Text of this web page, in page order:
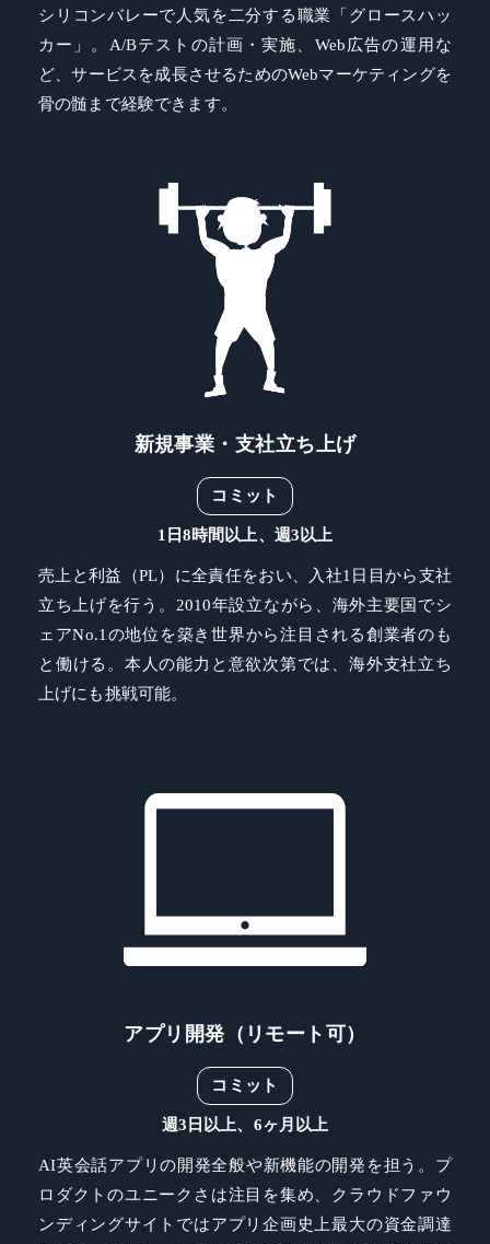
シリコンバレーで人気を二分する職業「グロースハッ
カー」。A/Bテストの計画・実施、Web広告の運用な
ど、サービスを成長させるためのWebマーケティングを
骨の髄まで経験できます。
新規事業・支社立ち上げ
コミット
1日8時間以上、週3以上
売上と利益（PL）に全責任をおい、入社1日目から支社
立ち上げを行う。2010年設立ながら、海外主要国でシ
ェアNo.1の地位を築き世界から注目される創業者のも
と働ける。本人の能力と意欲次第では、海外支社立ち
上げにも挑戦可能。
アプリ開発（リモート可）
コミット
週3日以上、6ヶ月以上
AI英会話アプリの開発全般や新機能の開発を担う。プ
ロダクトのユニークさは注目を集め、クラウドファウ
ンディングサイトではアプリ企画史上最大の資金調達